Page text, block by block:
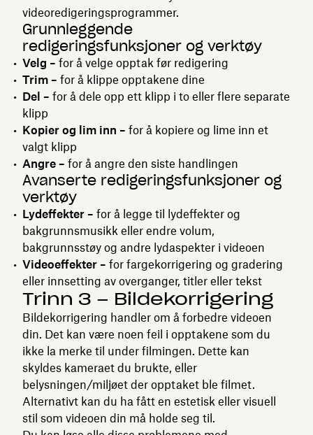
videoredigeringsprogrammer.
Grunnleggende
redigeringsfunksjoner og verktøy
Velg – for å velge opptak før redigering
Trim – for å klippe opptakene dine
Del – for å dele opp ett klipp i to eller flere separate
klipp
Kopier og lim inn – for å kopiere og lime inn et
valgt klipp
Angre – for å angre den siste handlingen
Avanserte redigeringsfunksjoner og
verktøy
Lydeffekter – for å legge til lydeffekter og
bakgrunnsmusikk eller endre volum,
bakgrunnsstøy og andre lydaspekter i videoen
Videoeffekter – for fargekorrigering og gradering
eller innsetting av overganger, titler eller tekst
Trinn 3 – Bildekorrigering
Bildekorrigering handler om å forbedre videoen
din. Det kan være noen feil i opptakene som du
ikke la merke til under filmingen. Dette kan
skyldes kameraet du brukte, eller
belysningen/miljøet der opptaket ble filmet.
Alternativt kan du ha fått en estetisk eller visuell
stil som videoen din må holde seg til.